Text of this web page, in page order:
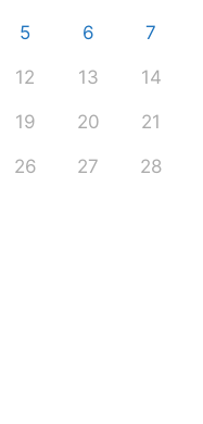
5 6 7
12 13 14
19 20 21
26 27 28